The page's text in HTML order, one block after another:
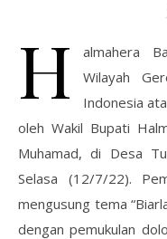
H
almahera
Wilayah
Indonesia
oleh Wakil Bupati
Muhamad, di Desa
Selasa (12/7/22).
mengusung tema
dengan pemukulan